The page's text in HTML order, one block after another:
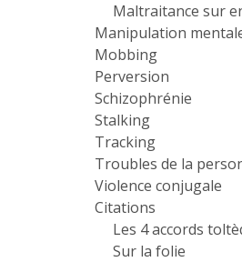
Maltraitance sur
Manipulation
Mobbing
Perversion
Schizophrénie
Stalking
Tracking
Troubles de la
Violence conjugale
Citations
Les 4 accords
Sur la folie